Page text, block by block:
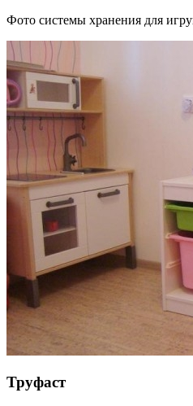
Фото системы хранения для
Труфаст